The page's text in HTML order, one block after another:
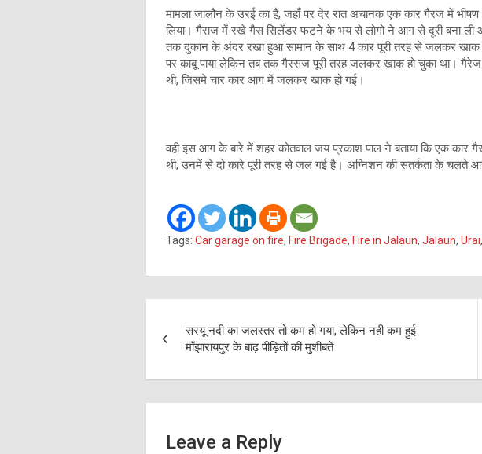
मामला जालौन के उरई का है, जहाँ पर देर रात अचानक एक कार गैरज में
लिया। गैराज में रखे गैस सिलेंडर फटने के भय से लोगो ने आग से दूरी बना ली
तक दुकान के अंदर रखा हुआ सामान के साथ 4 कार पूरी तरह से जलकर खाक
पर काबू पाया लेकिन तब तक गैरसज पूरी तरह जलकर खाक हो चुका था।
थी, जिसमे चार कार आग में जलकर खाक हो गई।
वही इस आग के बारे में शहर कोतवाल जय प्रकाश पाल ने बताया कि एक
थी, उनमें से दो कारे पूरी तरह से जल गई है। अग्निशन की सतर्कता के चलते
Tags: Car garage on fire, Fire Brigade, Fire in Jalaun, Jalaun, Urai,
navigation
सरयू नदी का जलस्तर तो कम हो गया, लेकिन नही कम हुई
माँझारायपुर के बाढ़ पीड़ितों की मुशीबतें
Leave a Reply